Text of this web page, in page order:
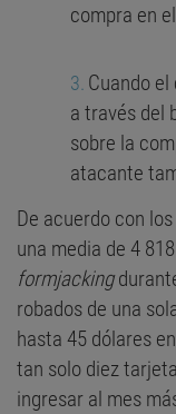
compra en
Cuando
a través del
sobre la
atacante
De acuerdo con
una media de 4
formjacking
robados de una
hasta 45 dólares
tan solo diez
ingresar al mes